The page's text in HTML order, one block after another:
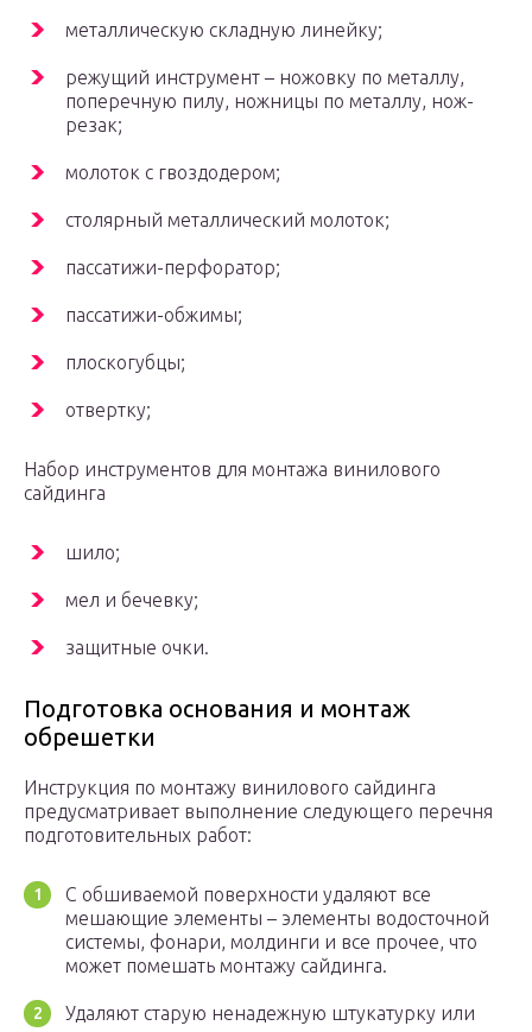
металлическую складную линейку;
режущий инструмент – ножовку по металлу,
поперечную пилу, ножницы по металлу, нож-
резак;
молоток с гвоздодером;
столярный металлический молоток;
пассатижи-перфоратор;
пассатижи-обжимы;
плоскогубцы;
отвертку;
Набор инструментов для монтажа винилового
сайдинга
шило;
мел и бечевку;
защитные очки.
Подготовка основания и монтаж
обрешетки
Инструкция по монтажу винилового сайдинга
предусматривает выполнение следующего перечня
подготовительных работ:
С обшиваемой поверхности удаляют все
мешающие элементы – элементы водосточной
системы, фонари, молдинги и все прочее, что
может помешать монтажу сайдинга.
Удаляют старую ненадежную штукатурку или